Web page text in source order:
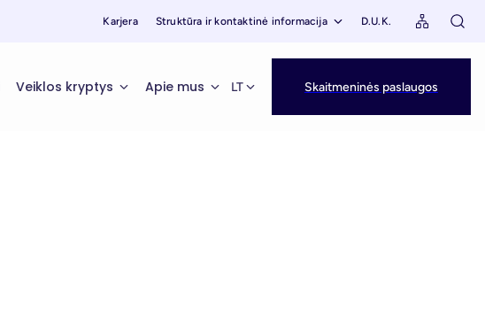
Karjera Struktūra ir kontaktinė informacija D.U.K.
Veiklos kryptys Apie mus LT Skaitmeninės paslaugos